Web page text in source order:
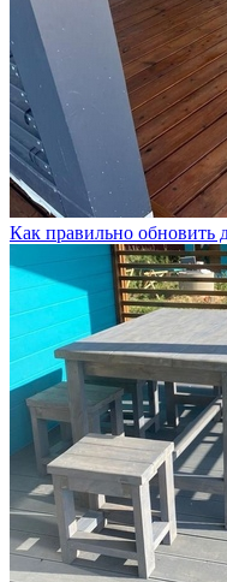
Как правильно обновить